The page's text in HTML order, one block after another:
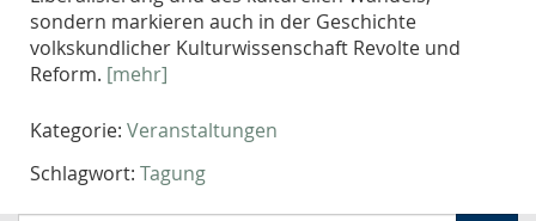
sondern markieren auch in der Geschichte
volkskundlicher Kulturwissenschaft Revolte und
Reform. [mehr]
Kategorie: Veranstaltungen
Schlagwort: Tagung